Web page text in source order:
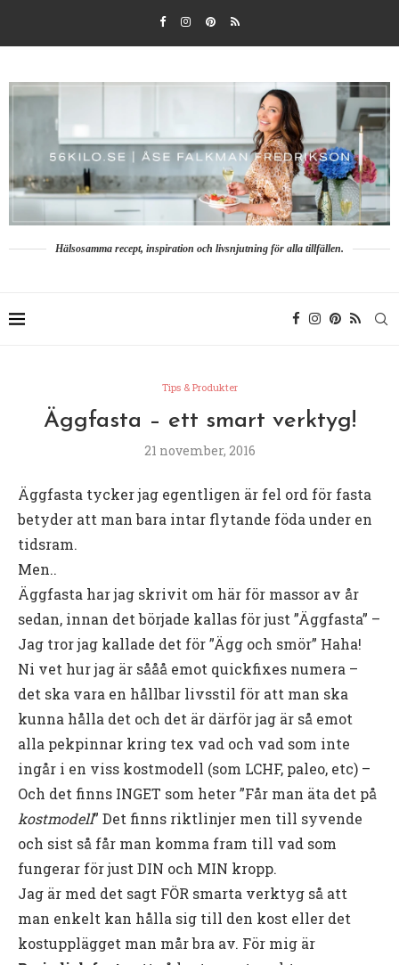
Hälsosamma recept, inspiration och livsnjutning för alla tillfällen.
Tips & Produkter
Äggfasta – ett smart verktyg!
21 november, 2016
Äggfasta tycker jag egentligen är fel ord för fasta
betyder att man bara intar flytande föda under en
tidsram.
Men..
Äggfasta har jag skrivit om här för massor av år
sedan, innan det började kallas för just ”Äggfasta” –
Jag tror jag kallade det för ”Ägg och smör” Haha!
Ni vet hur jag är sååå emot quickfixes numera –
det ska vara en hållbar livsstil för att man ska
kunna hålla det och det är därför jag är så emot
alla pekpinnar kring tex vad och vad som inte
ingår i en viss kostmodell (som LCHF, paleo, etc) –
Och det finns INGET som heter ”Får man äta det på
kostmodell” Det finns riktlinjer men till syvende
och sist så får man komma fram till vad som
fungerar för just DIN och MIN kropp.
Jag är med det sagt FÖR smarta verktyg så att
man enkelt kan hålla sig till den kost eller det
kostupplägget man mår bra av. För mig är